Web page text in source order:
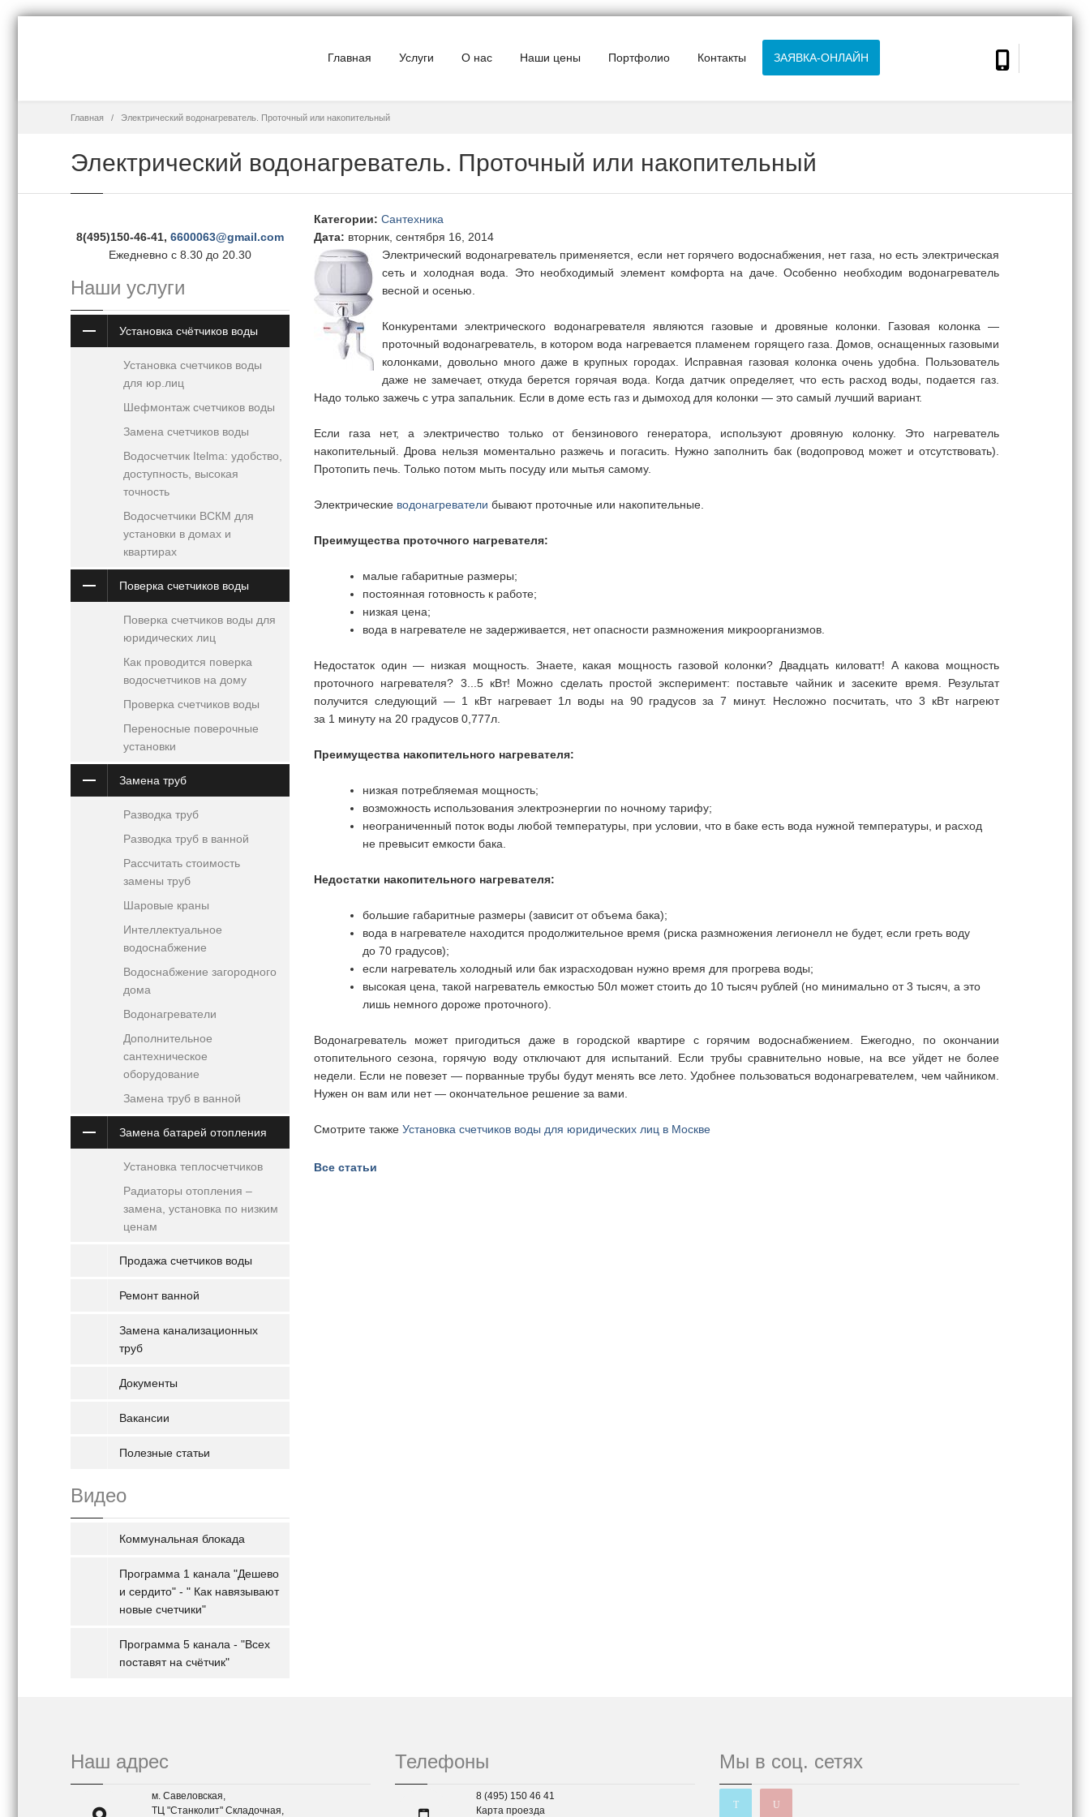
Главная Услуги О нас Наши цены Портфолио Контакты ЗАЯВКА-ОНЛАЙН
Главная Электрический водонагреватель. Проточный или накопительный
Электрический водонагреватель. Проточный или накопительный
8(495)150-46-41, 6600063@gmail.com
Ежедневно с 8.30 до 20.30
Наши услуги
Установка счётчиков воды
Установка счетчиков воды
для юр.лиц
Шефмонтаж счетчиков воды
Замена счетчиков воды
Водосчетчик Itelma: удобство,
доступность, высокая
точность
Водосчетчики ВСКМ для
установки в домах и
квартирах
Поверка счетчиков воды
Поверка счетчиков воды для
юридических лиц
Как проводится поверка
водосчетчиков на дому
Проверка счетчиков воды
Переносные поверочные
установки
Замена труб
Разводка труб
Разводка труб в ванной
Рассчитать стоимость
замены труб
Шаровые краны
Интеллектуальное
водоснабжение
Водоснабжение загородного
дома
Водонагреватели
Дополнительное
сантехническое
оборудование
Замена труб в ванной
Замена батарей отопления
Установка теплосчетчиков
Радиаторы отопления –
замена, установка по низким
ценам
Продажа счетчиков воды
Ремонт ванной
Замена канализационных
труб
Документы
Вакансии
Полезные статьи
Видео
Коммунальная блокада
Программа 1 канала "Дешево
и сердито" - " Как навязывают
новые счетчики"
Программа 5 канала - "Всех
поставят на счётчик"
Категории: Сантехника
Дата: вторник, сентября 16, 2014
Электрический водонагреватель применяется, если нет горячего водоснабжения, нет газа, но есть электрическая
сеть и холодная вода. Это необходимый элемент комфорта на даче. Особенно необходим водонагреватель
весной и осенью.
Конкурентами электрического водонагревателя являются газовые и дровяные колонки. Газовая колонка —
проточный водонагреватель, в котором вода нагревается пламенем горящего газа. Домов, оснащенных газовыми
колонками, довольно много даже в крупных городах. Исправная газовая колонка очень удобна. Пользователь
даже не замечает, откуда берется горячая вода. Когда датчик определяет, что есть расход воды, подается газ.
Надо только зажечь с утра запальник. Если в доме есть газ и дымоход для колонки — это самый лучший вариант.
Если газа нет, а электричество только от бензинового генератора, используют дровяную колонку. Это нагреватель
накопительный. Дрова нельзя моментально разжечь и погасить. Нужно заполнить бак (водопровод может и отсутствовать).
Протопить печь. Только потом мыть посуду или мытья самому.
Электрические водонагреватели бывают проточные или накопительные.
Преимущества проточного нагревателя:
малые габаритные размеры;
постоянная готовность к работе;
низкая цена;
вода в нагревателе не задерживается, нет опасности размножения микроорганизмов.
Недостаток один — низкая мощность. Знаете, какая мощность газовой колонки? Двадцать киловатт! А какова мощность
проточного нагревателя? 3...5 кВт! Можно сделать простой эксперимент: поставьте чайник и засеките время. Результат
получится следующий — 1 кВт нагревает 1л воды на 90 градусов за 7 минут. Несложно посчитать, что 3 кВт нагреют
за 1 минуту на 20 градусов 0,777л.
Преимущества накопительного нагревателя:
низкая потребляемая мощность;
возможность использования электроэнергии по ночному тарифу;
неограниченный поток воды любой температуры, при условии, что в баке есть вода нужной температуры, и расход
не превысит емкости бака.
Недостатки накопительного нагревателя:
большие габаритные размеры (зависит от объема бака);
вода в нагревателе находится продолжительное время (риска размножения легионелл не будет, если греть воду
до 70 градусов);
если нагреватель холодный или бак израсходован нужно время для прогрева воды;
высокая цена, такой нагреватель емкостью 50л может стоить до 10 тысяч рублей (но минимально от 3 тысяч, а это
лишь немного дороже проточного).
Водонагреватель может пригодиться даже в городской квартире с горячим водоснабжением. Ежегодно, по окончании
отопительного сезона, горячую воду отключают для испытаний. Если трубы сравнительно новые, на все уйдет не более
недели. Если не повезет — порванные трубы будут менять все лето. Удобнее пользоваться водонагревателем, чем чайником.
Нужен он вам или нет — окончательное решение за вами.
Смотрите также Установка счетчиков воды для юридических лиц в Москве
Все статьи
Наш адрес
м. Савеловская,
ТЦ "Станколит" Складочная,
Телефоны
8 (495) 150 46 41
Карта проезда
Мы в соц. сетях